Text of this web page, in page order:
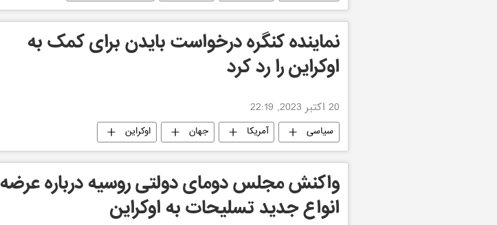
نماینده کنگره درخواست بایدن برای کمک به
اوکراین را رد کرد
20 اکتبر 2023, 22:19
سیاسی آمریکا جهان اوکراین
واکنش مجلس دومای دولتی روسیه درباره عرضه
انواع جدید تسلیحات به اوکراین